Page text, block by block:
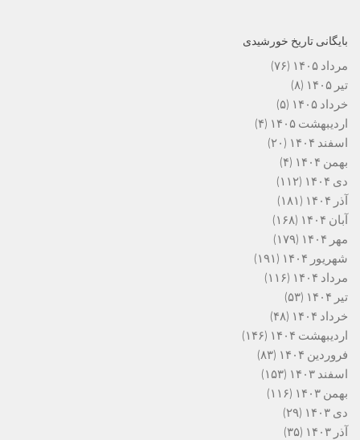
بایگانی تاریخ خورشیدی
مرداد ۱۴۰۵
(۷۶)
تیر ۱۴۰۵
(۸)
خرداد ۱۴۰۵
(۵)
اردیبهشت ۱۴۰۵
(۴)
اسفند ۱۴۰۴
(۲۰)
بهمن ۱۴۰۴
(۴)
دی ۱۴۰۴
(۱۱۲)
آذر ۱۴۰۴
(۱۸۱)
آبان ۱۴۰۴
(۱۶۸)
مهر ۱۴۰۴
(۱۷۹)
شهریور ۱۴۰۴
(۱۹۱)
مرداد ۱۴۰۴
(۱۱۶)
تیر ۱۴۰۴
(۵۳)
خرداد ۱۴۰۴
(۴۸)
اردیبهشت ۱۴۰۴
(۱۴۶)
فروردین ۱۴۰۴
(۸۳)
اسفند ۱۴۰۳
(۱۵۳)
بهمن ۱۴۰۳
(۱۱۶)
دی ۱۴۰۳
(۲۹)
آذر ۱۴۰۳
(۳۵)